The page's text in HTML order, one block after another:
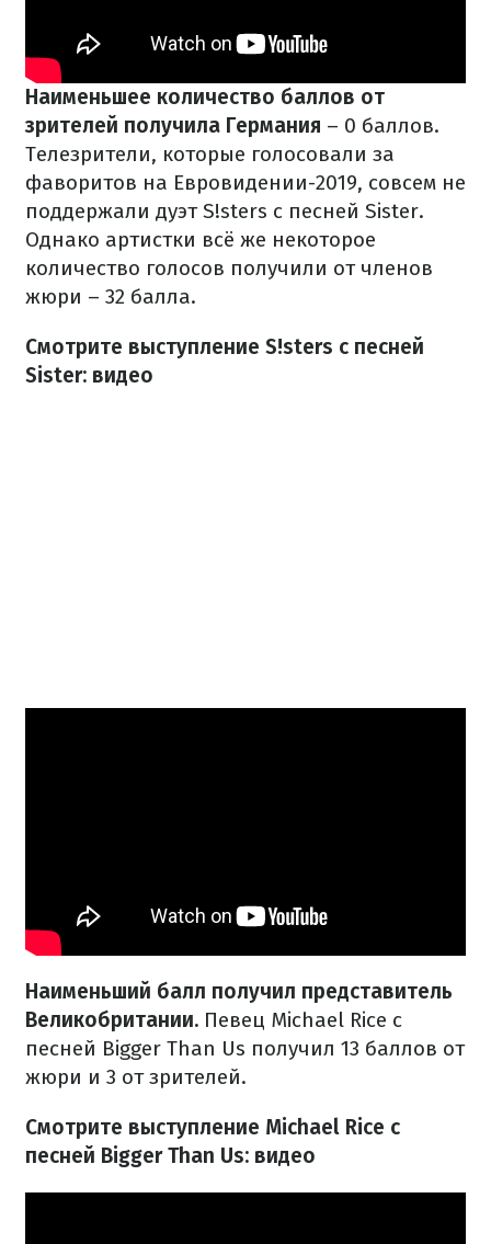
Наименьшее количество баллов от
зрителей получила Германия – 0 баллов.
Телезрители, которые голосовали за
фаворитов на Евровидении-2019, совсем не
поддержали дуэт S!sters с песней Sister.
Однако артистки всё же некоторое
количество голосов получили от членов
жюри – 32 балла.
Смотрите выступление S!sters с песней
Sister: видео
Наименьший балл получил представитель
Великобритании. Певец Michael Rice с
песней Bigger Than Us получил 13 баллов от
жюри и 3 от зрителей.
Смотрите выступление Michael Rice с
песней Bigger Than Us: видео